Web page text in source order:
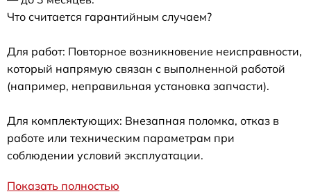
Что считается гарантийным случаем?
Для работ: Повторное возникновение неисправности,
который напрямую связан с выполненной работой
(например, неправильная установка запчасти).
Для комплектующих: Внезапная поломка, отказ в
работе или техническим параметрам при
соблюдении условий эксплуатации.
Показать полностью